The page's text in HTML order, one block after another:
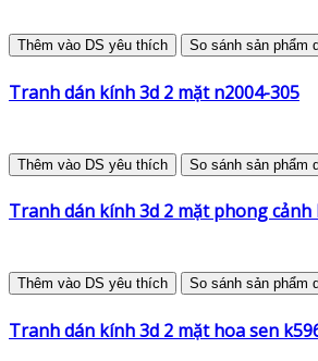
Thêm vào DS yêu thích So sánh sản phẩm
Tranh dán kính 3d 2 mặt n2004-305
Thêm vào DS yêu thích So sánh sản phẩm
Tranh dán kính 3d 2 mặt phong
Thêm vào DS yêu thích So sánh sản phẩm
Tranh dán kính 3d 2 mặt hoa sen